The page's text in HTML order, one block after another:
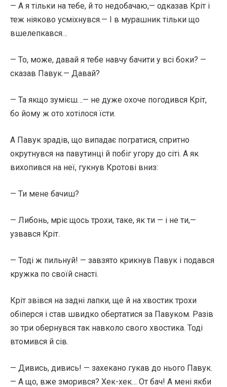
— А я тільки на тебе, й то недобачаю,— одказав Кріт і
теж ніяково усміхнувся.— І в мурашник тільки що
вшелепкався…
— То, може, давай я тебе навчу бачити у всі боки? —
сказав Павук.— Давай?
— Та якщо зумієш…— не дуже охоче погодився Кріт,
бо йому ж ото хотілося їсти.
А Павук зрадів, що випадає погратися, спритно
окрутнувся на павутинці й побіг угору до сіті. А як
вихопився на неї, гукнув Кротові вниз:
— Ти мене бачиш?
— Либонь, мріє щось трохи, таке, як ти — і не ти,—
узвався Кріт.
— Тоді ж пильнуй! — завзято крикнув Павук і подався
кружка по своїй снасті.
Кріт звівся на задні лапки, ще й на хвостик трохи
обіперся і став швидко обертатися за Павуком. Разів
зо три обернувся так навколо свого хвостика. Тоді
втомився й сів.
— Дивись, дивись! — захекано гукав до нього Павук.
— А що, вже зморився? Хек-хек… От бач! А мені якби